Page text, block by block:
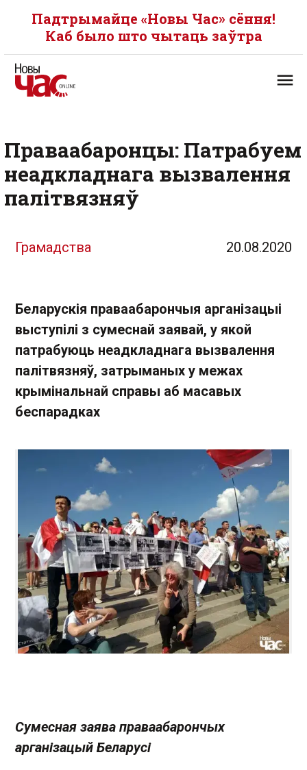
Падтрымайце «Новы Час» сёння!
Каб было што чытаць заўтра
Праваабаронцы: Патрабуем
неадкладнага вызвалення
палітвязняў
Грамадства 20.08.2020
Беларускія праваабарончыя арганізацыі
выступілі з сумеснай заявай, у якой
патрабуюць неадкладнага вызвалення
палітвязняў, затрыманых у межах
крымінальнай справы аб масавых
беспарадках
Сумесная заява праваабарончых
арганізацый Беларусі